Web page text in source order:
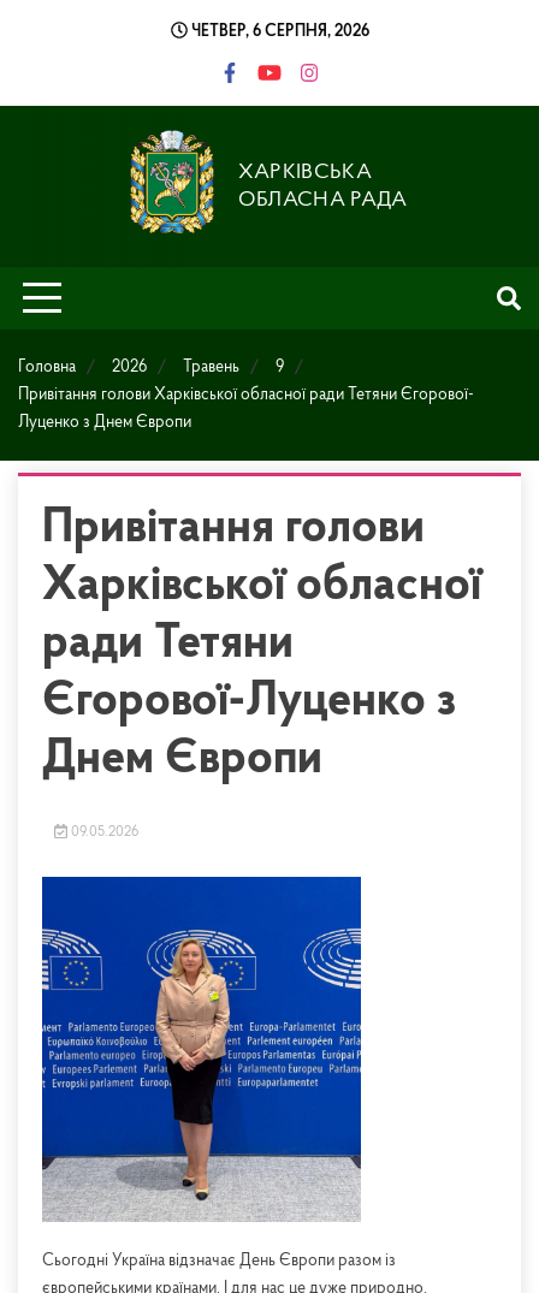
ЧЕТВЕР, 6 СЕРПНЯ, 2026
ХАРКІВСЬКА
ОБЛАСНА РАДА
Головна 2026 Травень
9
Привітання голови Харківської обласної ради Тетяни Єгорової-
Луценко з Днем Європи
Привітання голови
Харківської обласної
ради Тетяни
Єгорової-Луценко з
Днем Європи
09.05.2026
Сьогодні Україна відзначає День Європи разом із
європейськими країнами. І для нас це дуже природно.